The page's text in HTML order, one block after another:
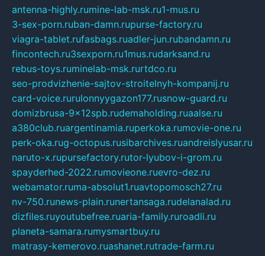
antenna-highly.rumine-lab-msk.ru1-mus.ru
3-sex-porn.ruban-damn.rupurse-factory.ru
viagra-tablet.rufasbags.ruadler-jun.rubandamn.ru
fincontech.ru3sexporn.ru1mus.rudarksand.ru
rebus-toys.ruminelab-msk.rurtdco.ru
seo-prodvizhenie-sajtov-stroitelnyh-kompanij.ru
card-voice.rurulonnyygazon177.rusnow-guard.ru
domizbrusa-9x12spb.rudemaholding.ruaalse.ru
a380club.ruargentinamia.ruperkoka.rumovie-one.ru
perk-oka.rug-octopus.rusibarchives.ruandreislyusar.ru
naruto-x.rupursefactory.rutor-lyubov-i-grom.ru
spayderhed-2022.rumovieone.ruevro-dez.ru
webamator.ruma-absolut1.ruavtopomosch27.ru
nv-750.runews-plain.runertansaga.rudelanalad.ru
dizfiles.ruyoutubefree.ruaria-family.ruroadli.ru
planeta-samara.rumysmartbuy.ru
matrasy-kemerovo.ruashanet.rutrade-farm.ru